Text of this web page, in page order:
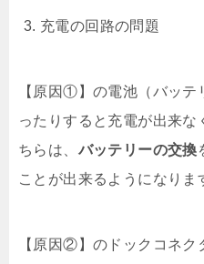
充電の回路の問題
【原因①】の電池（バッテ
ったりすると充電が出来な
ちらは、 バッテリーの交換
ことが出来るようになりま
【原因②】のドックコネク